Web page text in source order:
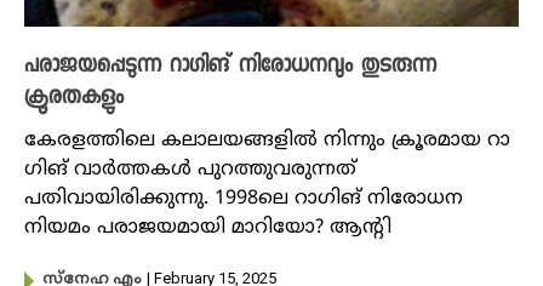
പരാജയപ്പെടുന്ന റാഗിങ് നിരോധനവും തുടരുന്ന
ക്രൂരതകളും
കേരളത്തിലെ കലാലയങ്ങളിൽ നിന്നും ക്രൂരമായ റാ​
ഗിങ് വാർത്തകൾ പുറത്തുവരുന്നത്
പതിവായിരിക്കുന്നു. 1998ലെ റാഗിങ് നിരോധന
നിയമം പരാജയമായി മാറിയോ? ആന്റി
സ്നേഹ എം | February 15, 2025